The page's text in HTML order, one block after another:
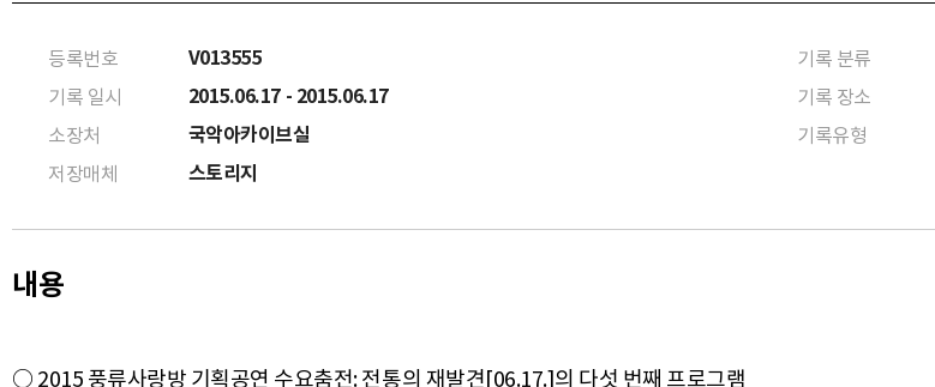
등록번호 V013555 기록 분류
기록 일시 2015.06.17 - 2015.06.17 기록 장소
소장처 국악아카이브실 기록유형
저장매체 스토리지
내용
○ 2015 풍류사랑방 기획공연 수요춤전: 전통의 재발견[06.17.]의 다섯 번째 프로그램